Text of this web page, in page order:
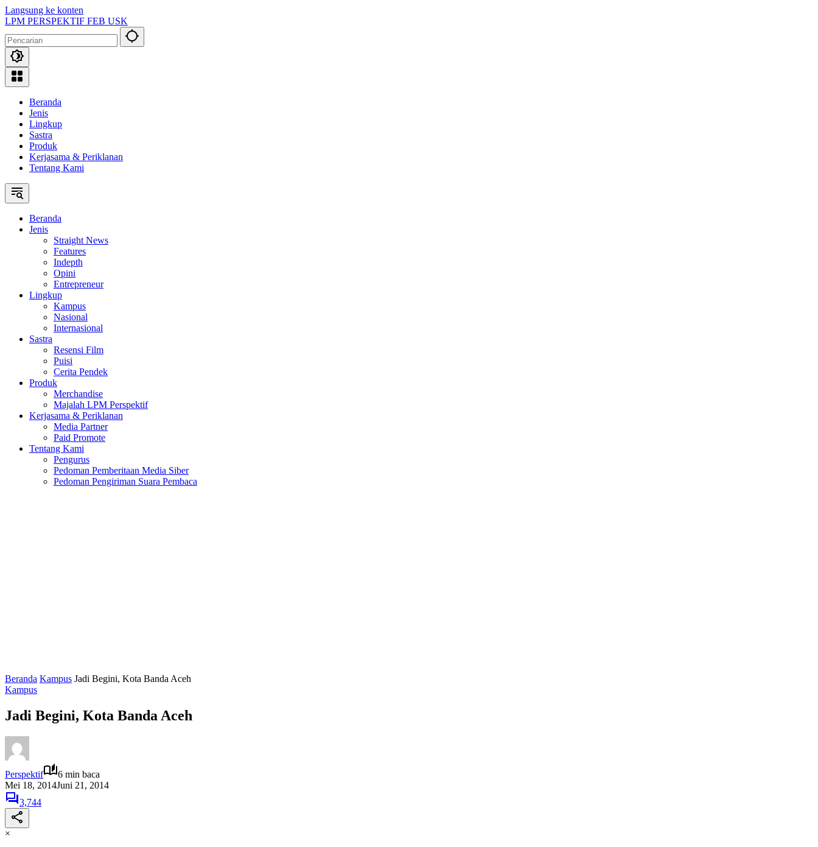
Langsung ke konten
LPM PERSPEKTIF FEB USK
Beranda
Jenis
Lingkup
Sastra
Produk
Kerjasama & Periklanan
Tentang Kami
Beranda
Jenis
Straight News
Features
Indepth
Opini
Entrepreneur
Lingkup
Kampus
Nasional
Internasional
Sastra
Resensi Film
Puisi
Cerita Pendek
Produk
Merchandise
Majalah LPM Perspektif
Kerjasama & Periklanan
Media Partner
Paid Promote
Tentang Kami
Pengurus
Pedoman Pemberitaan Media Siber
Pedoman Pengiriman Suara Pembaca
Beranda Kampus Jadi Begini, Kota Banda Aceh
Kampus
Jadi Begini, Kota Banda Aceh
Perspektif
6 min baca
Mei 18, 2014Juni 21, 2014
3,744
×